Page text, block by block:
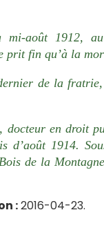
août 1912,
prit fin qu’à la
de la
docteur en droit
d’août 1914.
de la
:2016-04-23.